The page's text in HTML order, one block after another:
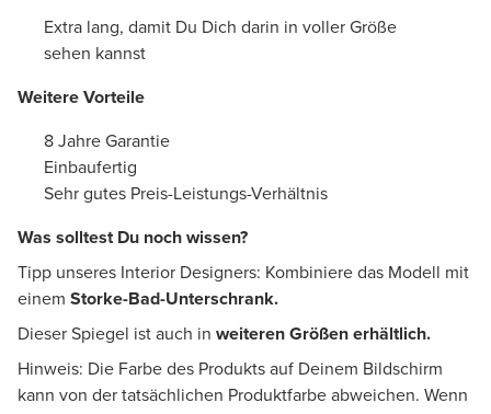
Extra lang, damit Du Dich darin in voller Größe
sehen kannst
Weitere Vorteile
8 Jahre Garantie
Einbaufertig
Sehr gutes Preis-Leistungs-Verhältnis
Was solltest Du noch wissen?
Tipp unseres Interior Designers: Kombiniere das Modell mit
einem Storke-Bad-Unterschrank.
Dieser Spiegel ist auch in weiteren Größen erhältlich.
Hinweis: Die Farbe des Produkts auf Deinem Bildschirm
kann von der tatsächlichen Produktfarbe abweichen. Wenn